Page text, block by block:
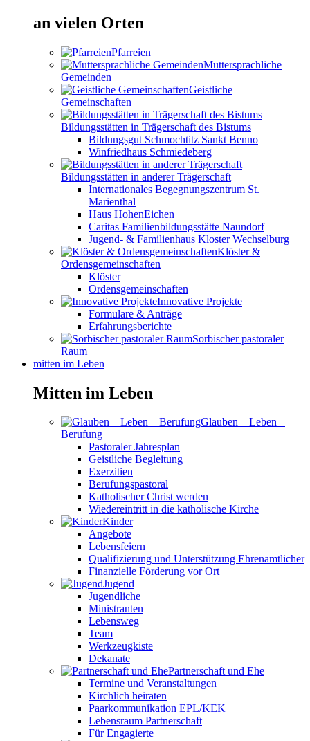
an vielen Orten
Pfarreien
Muttersprachliche
Gemeinden
Geistliche
Gemeinschaften
Bildungsstätten in Trägerschaft des Bistums
Bildungsgut Schmochtitz Sankt Benno
Winfriedhaus Schmiedeberg
Bildungsstätten in anderer Trägerschaft
Internationales Begegnungszentrum St.
Marienthal
Haus HohenEichen
Caritas Familienbildungsstätte Naundorf
Jugend- & Familienhaus Kloster Wechselburg
Klöster &
Ordensgemeinschaften
Klöster
Ordensgemeinschaften
Innovative Projekte
Formulare & Anträge
Erfahrungsberichte
Sorbischer pastoraler
Raum
mitten im Leben
Mitten im Leben
Glauben – Leben –
Berufung
Pastoraler Jahresplan
Geistliche Begleitung
Exerzitien
Berufungspastoral
Katholischer Christ werden
Wiedereintritt in die katholische Kirche
Kinder
Angebote
Lebensfeiern
Qualifizierung und Unterstützung Ehrenamtlicher
Finanzielle Förderung vor Ort
Jugend
Jugendliche
Ministranten
Lebensweg
Team
Werkzeugkiste
Dekanate
Partnerschaft und Ehe
Termine und Veranstaltungen
Kirchlich heiraten
Paarkommunikation EPL/KEK
Lebensraum Partnerschaft
Für Engagierte